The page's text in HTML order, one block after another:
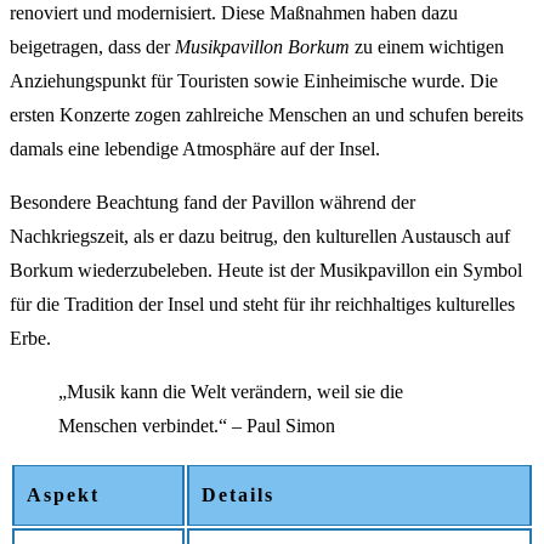
renoviert und modernisiert. Diese Maßnahmen haben dazu
beigetragen, dass der Musikpavillon Borkum zu einem wichtigen
Anziehungspunkt für Touristen sowie Einheimische wurde. Die
ersten Konzerte zogen zahlreiche Menschen an und schufen bereits
damals eine lebendige Atmosphäre auf der Insel.
Besondere Beachtung fand der Pavillon während der
Nachkriegszeit, als er dazu beitrug, den kulturellen Austausch auf
Borkum wiederzubeleben. Heute ist der Musikpavillon ein Symbol
für die Tradition der Insel und steht für ihr reichhaltiges kulturelles
Erbe.
„Musik kann die Welt verändern, weil sie die
Menschen verbindet.“ – Paul Simon
Aspekt Details